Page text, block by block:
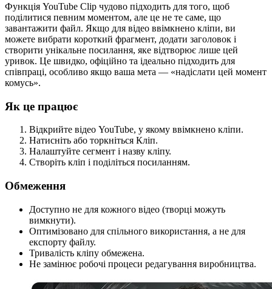
Функція YouTube Clip чудово підходить для того, щоб
поділитися певним моментом, але це не те саме, що
завантажити файл. Якщо для відео ввімкнено кліпи, ви
можете вибрати короткий фрагмент, додати заголовок і
створити унікальне посилання, яке відтворює лише цей
уривок. Це швидко, офіційно та ідеально підходить для
співпраці, особливо якщо ваша мета — «надіслати цей момент
комусь».
Як це працює
Відкрийте відео YouTube, у якому ввімкнено кліпи.
Натисніть або торкніться Кліп.
Налаштуйте сегмент і назву кліпу.
Створіть кліп і поділіться посиланням.
Обмеження
Доступно не для кожного відео (творці можуть
вимкнути).
Оптимізовано для спільного використання, а не для
експорту файлу.
Тривалість кліпу обмежена.
Не замінює робочі процеси редагування виробництва.